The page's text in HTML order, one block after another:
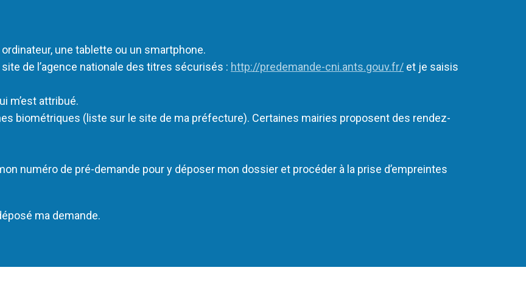
une tablette ou un smartphone.
de l’agence nationale des titres sécurisés : http://predemande-cni.ants.gouv.fr/ et je saisis
m’est attribué.
biométriques (liste sur le site de ma préfecture). Certaines mairies proposent des rendez-
numéro de pré-demande pour y déposer mon dossier et procéder à la prise d’empreintes
ma demande.